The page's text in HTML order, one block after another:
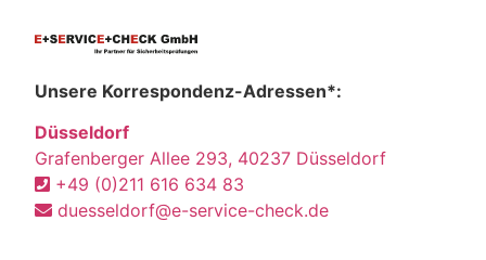
Unsere Korrespondenz-Adressen*:
Düsseldorf
Grafenberger Allee 293, 40237 Düsseldorf
+49 (0)211 616 634 83
duesseldorf@e-service-check.de